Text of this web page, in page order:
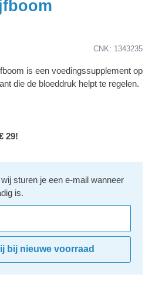
CNK: 1343235
is een voedingssupplement op
die de bloeddruk helpt te regelen.
29!
sturen je een e-mail wanneer
is.
bij nieuwe voorraad